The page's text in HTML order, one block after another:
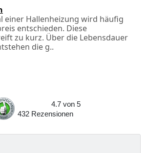
einer Hallenheizung wird häufig
entschieden. Diese
zu kurz. Über die Lebensdauer
die g..
4.7 von 5
432
Rezensionen